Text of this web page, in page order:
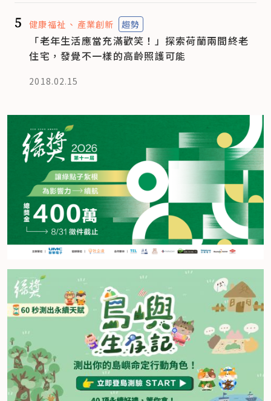
5 健康福祉 產業創新 趨勢
「老年生活應當充滿歡笑！」探索荷蘭兩間終老
住宅，發覺不一樣的高齡照護可能
2018.02.15